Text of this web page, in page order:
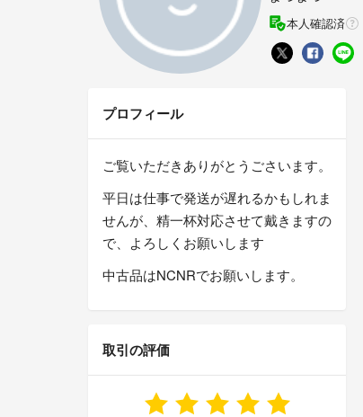
本人確認済
プロフィール
ご覧いただきありがとうごさいます。
平日は仕事で発送が遅れるかもしれま
せんが、精一杯対応させて戴きますの
で、よろしくお願いします
中古品はNCNRでお願いします。
取引の評価